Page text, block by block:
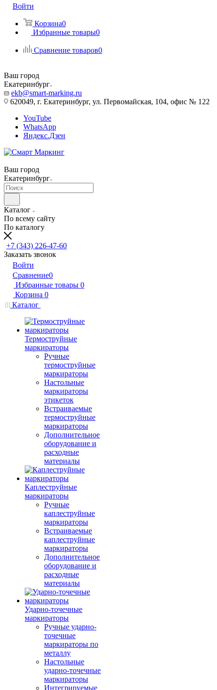
Войти
Корзина0
Избранные товары0
Сравнение товаров0
Ваш город
Екатеринбург
ekb@smart-marking.ru
620049, г. Екатеринбург, ул. Первомайская, 104, офис № 122
YouTube
WhatsApp
Яндекс.Дзен
Ваш город
Екатеринбург
Каталог
По всему сайту
По каталогу
+7 (343) 226-47-60
Заказать звонок
Войти
Сравнение0
Избранные товары 0
Корзина 0
Каталог
Термоструйные
маркираторы
Ручные
термоструйные
маркираторы
Настольные
маркираторы
этикеток
Встраиваемые
термоструйные
маркираторы
Дополнительное
оборудование и
расходные
материалы
Каплеструйные
маркираторы
Ручные
каплеструйные
маркираторы
Встраиваемые
каплеструйные
маркираторы
Дополнительное
оборудование и
расходные
материалы
Ударно-точечные
маркираторы
Ручные ударно-
точечные
маркираторы по
металлу
Настольные
ударно-точечные
маркираторы
Интегрируемые